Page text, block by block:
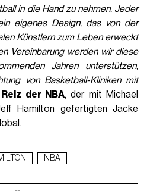
in die Hand zu nehmen. Jeder
eigenes Design, das von der
Künstlern zum Leben erweckt
Vereinbarung werden wir diese
Jahren unterstützen,
von Basketball-Kliniken mit
der NBA, der mit Michael
Hamilton gefertigten Jacke
NBA